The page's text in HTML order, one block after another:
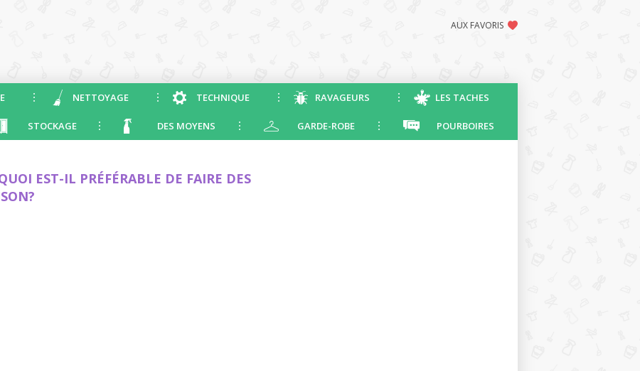
AUX FAVORIS
NETTOYAGE TECHNIQUE RAVAGEURS LES TACHES
STOCKAGE DES MOYENS GARDE-ROBE POURBOIRES
EST-IL PRÉFÉRABLE DE FAIRE DES